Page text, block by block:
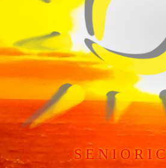
S E N I O R I